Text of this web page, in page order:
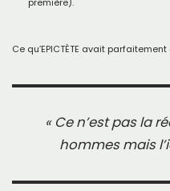
Ce qu’EPICTÈTE avait
« Ce n’est pas la
hommes mais